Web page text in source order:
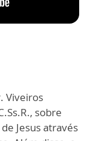
Viveiros
sobre
Jesus através